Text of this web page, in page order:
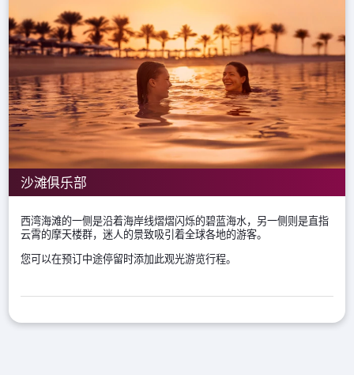
沙滩俱乐部
西湾海滩的一侧是沿着海岸线熠熠闪烁的碧蓝海水，另一侧则是直指
云霄的摩天楼群，迷人的景致吸引着全球各地的游客。
您可以在预订中途停留时添加此观光游览行程。